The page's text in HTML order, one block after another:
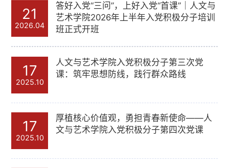
21
2026.04
答好入党“三问”，上好入党“首课”｜人文与
艺术学院2026年上半年入党积极分子培训
班正式开班
17
2025.10
人文与艺术学院入党积极分子第三次党
课：筑牢思想防线，践行群众路线
17
2025.10
厚植核心价值观，勇担青春新使命——人
文与艺术学院入党积极分子第四次党课